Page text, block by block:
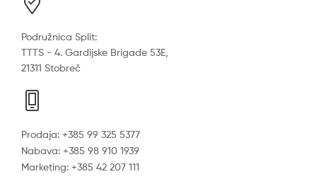
Podružnica Split:
TTTS - 4. Gardijske Brigade 53E,
21311 Stobreč
Prodaja: +385 99 325 5377
Nabava: +385 98 910 1939
Marketing: +385 42 207 111